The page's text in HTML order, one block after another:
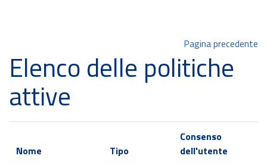
Pagina precedente
Elenco delle politiche
attive
Nome Tipo
Consenso
dell'utente